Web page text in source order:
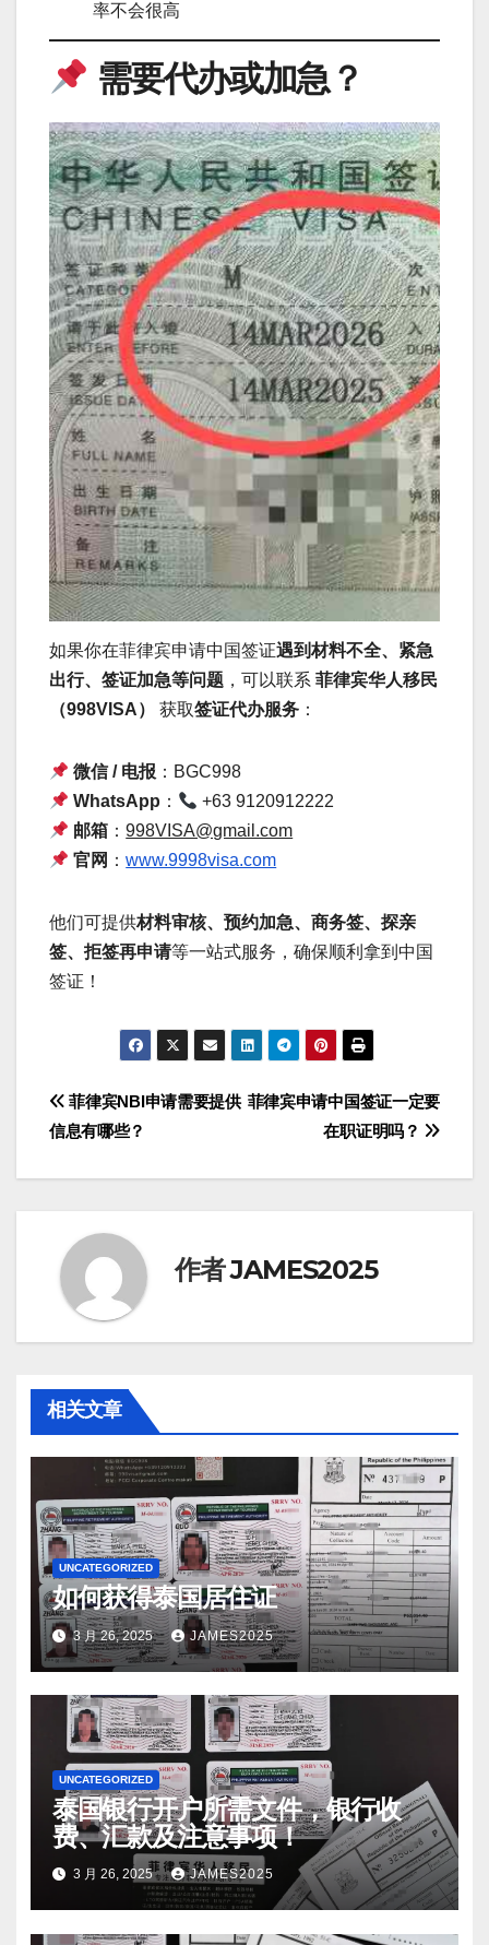
率不会很高
需要代办或加急？
如果你在菲律宾申请中国签证遇到材料不全、紧急
出行、签证加急等问题 ，可以联系 菲律宾华人移民
（998VISA）
获取签证代办服务 ：
微信 / 电报 ：BGC998
WhatsApp ：
+63 9120912222
邮箱 ：998VISA@gmail.com
官网 ：www.9998visa.com
他们可提供材料审核、预约加急、商务签、探亲
签、拒签再申请等一站式服务，确保顺利拿到中国
签证！
文
章
航
菲律宾申请中国签证一定要
在职证明吗？
菲律宾NBI申请需要提供
信息有哪些？
作者JAMES2025
相关文章
UNCATEGORIZED
如何获得泰国居住证
3 月 26, 2025 JAMES2025
UNCATEGORIZED
泰国银行开户所需文件，银行收
费、汇款及注意事项！
3 月 26, 2025 JAMES2025